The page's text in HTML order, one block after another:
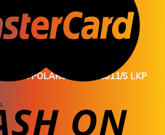
POLAROID PLD 5011/S LKP